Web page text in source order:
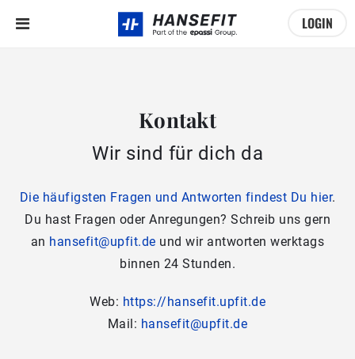
Kontakt
Wir sind für dich da
Die häufigsten Fragen und Antworten findest Du hier.
Du hast Fragen oder Anregungen? Schreib uns gern
an hansefit@upfit.de und wir antworten werktags
binnen 24 Stunden.
Web: https://hansefit.upfit.de
Mail: hansefit@upfit.de
LOGIN